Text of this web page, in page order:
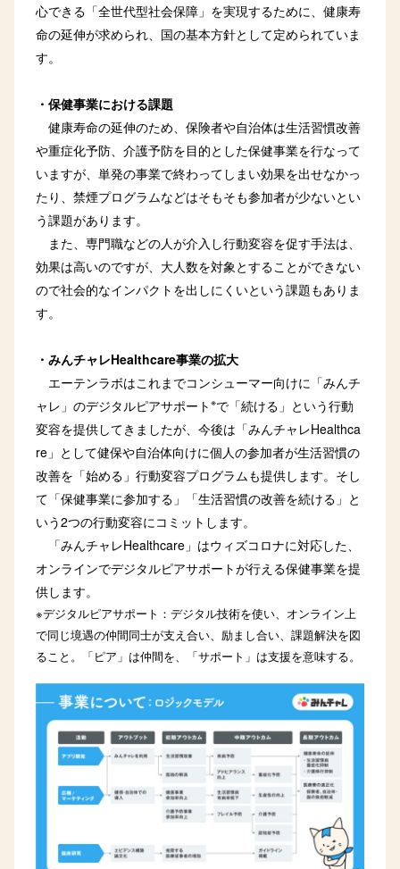
心できる「全世代型社会保障」を実現するために、健康寿
命の延伸が求められ、国の基本方針として定められていま
す。
・保健事業における課題
健康寿命の延伸のため、保険者や自治体は生活習慣改善
や重症化予防、介護予防を目的とした保健事業を行なって
いますが、単発の事業で終わってしまい効果を出せなかっ
たり、禁煙プログラムなどはそもそも参加者が少ないとい
う課題があります。
また、専門職などの人が介入し行動変容を促す手法は、
効果は高いのですが、大人数を対象とすることができない
ので社会的なインパクトを出しにくいという課題もありま
す。
・みんチャレHealthcare事業の拡大
エーテンラボはこれまでコンシューマー向けに「みんチ
ャレ」のデジタルピアサポート ※で「続ける」という行動
変容を提供してきましたが、今後は「みんチャレHealthca
re」として健保や自治体向けに個人の参加者が生活習慣の
改善を「始める」行動変容プログラムも提供します。そし
て「保健事業に参加する」「生活習慣の改善を続ける」と
いう2つの行動変容にコミットします。
「みんチャレHealthcare」はウィズコロナに対応した、
オンラインでデジタルピアサポートが行える保健事業を提
供します。
※デジタルピアサポート：デジタル技術を使い、オンライン上
で同じ境遇の仲間同士が支え合い、励まし合い、課題解決を図
ること。「ピア」は仲間を、「サポート」は支援を意味する。